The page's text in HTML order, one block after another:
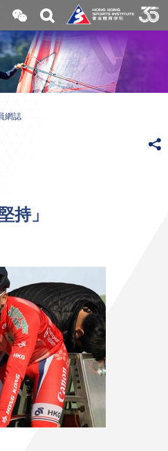
開
合
微
信
二
維
碼
關
搜
尋
網誌
持」